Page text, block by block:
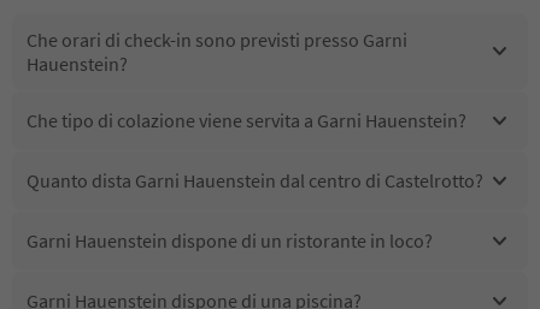
Che orari di check-in sono previsti presso Garni
Hauenstein?
Che tipo di colazione viene servita a Garni Hauenstein?
Quanto dista Garni Hauenstein dal centro di Castelrotto?
Garni Hauenstein dispone di un ristorante in loco?
Garni Hauenstein dispone di una piscina?